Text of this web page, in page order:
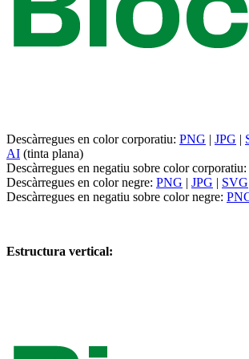
Descàrregues en color corporatiu: PNG | JPG |
AI (tinta plana)
Descàrregues en negatiu sobre color corporatiu:
Descàrregues en color negre: PNG | JPG | SVG
Descàrregues en negatiu sobre color negre:
Estructura vertical: